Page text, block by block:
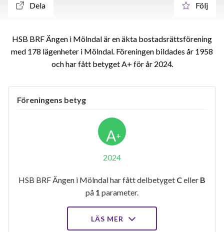
Dela Följ
HSB BRF Ängen i Mölndal är en äkta bostadsrättsförening
med 178 lägenheter i Mölndal. Föreningen bildades år 1958
och har fått betyget A+ för år 2024
Föreningens betyg
A+
2024
HSB BRF Ängen i Mölndal har fått delbetyget Celler B
på 1 parameter.
LÄS MER